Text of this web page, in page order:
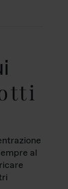
al